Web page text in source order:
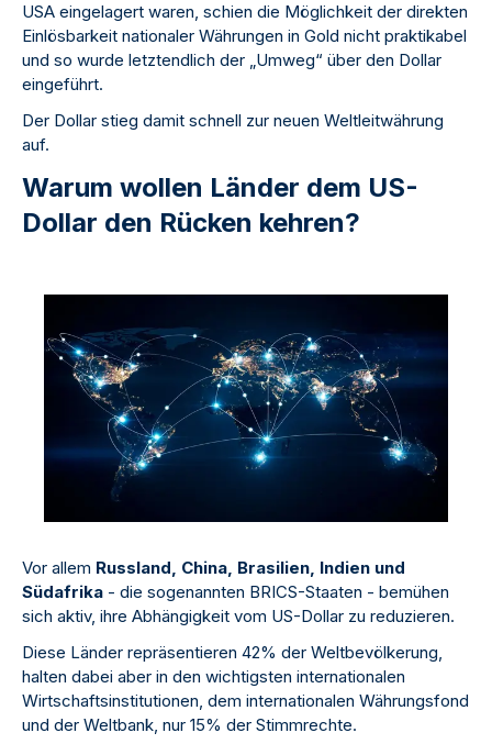
USA eingelagert waren, schien die Möglichkeit der direkten
Einlösbarkeit nationaler Währungen in Gold nicht praktikabel
und so wurde letztendlich der „Umweg“ über den Dollar
eingeführt.
Der Dollar stieg damit schnell zur neuen Weltleitwährung
auf.
Warum wollen Länder dem US-
Dollar den Rücken kehren?
Vor allem Russland, China, Brasilien, Indien und
Südafrika - die sogenannten BRICS-Staaten - bemühen
sich aktiv, ihre Abhängigkeit vom US-Dollar zu reduzieren.
Diese Länder repräsentieren 42% der Weltbevölkerung,
halten dabei aber in den wichtigsten internationalen
Wirtschaftsinstitutionen, dem internationalen Währungsfond
und der Weltbank, nur 15% der Stimmrechte.